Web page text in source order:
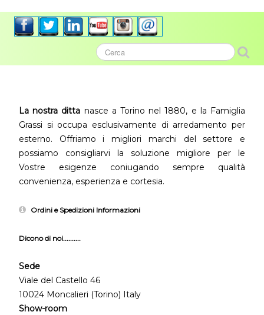
La nostra ditta nasce a Torino nel 1880, e la Famiglia
Grassi si occupa esclusivamente di arredamento per
esterno. Offriamo i migliori marchi del settore e
possiamo consigliarvi la soluzione migliore per le
Vostre esigenze coniugando sempre qualità
convenienza, esperienza e cortesia.
Ordini e Spedizioni Informazioni
Dicono di noi..........
Sede
Viale del Castello 46
10024 Moncalieri (Torino) Italy
Show-room